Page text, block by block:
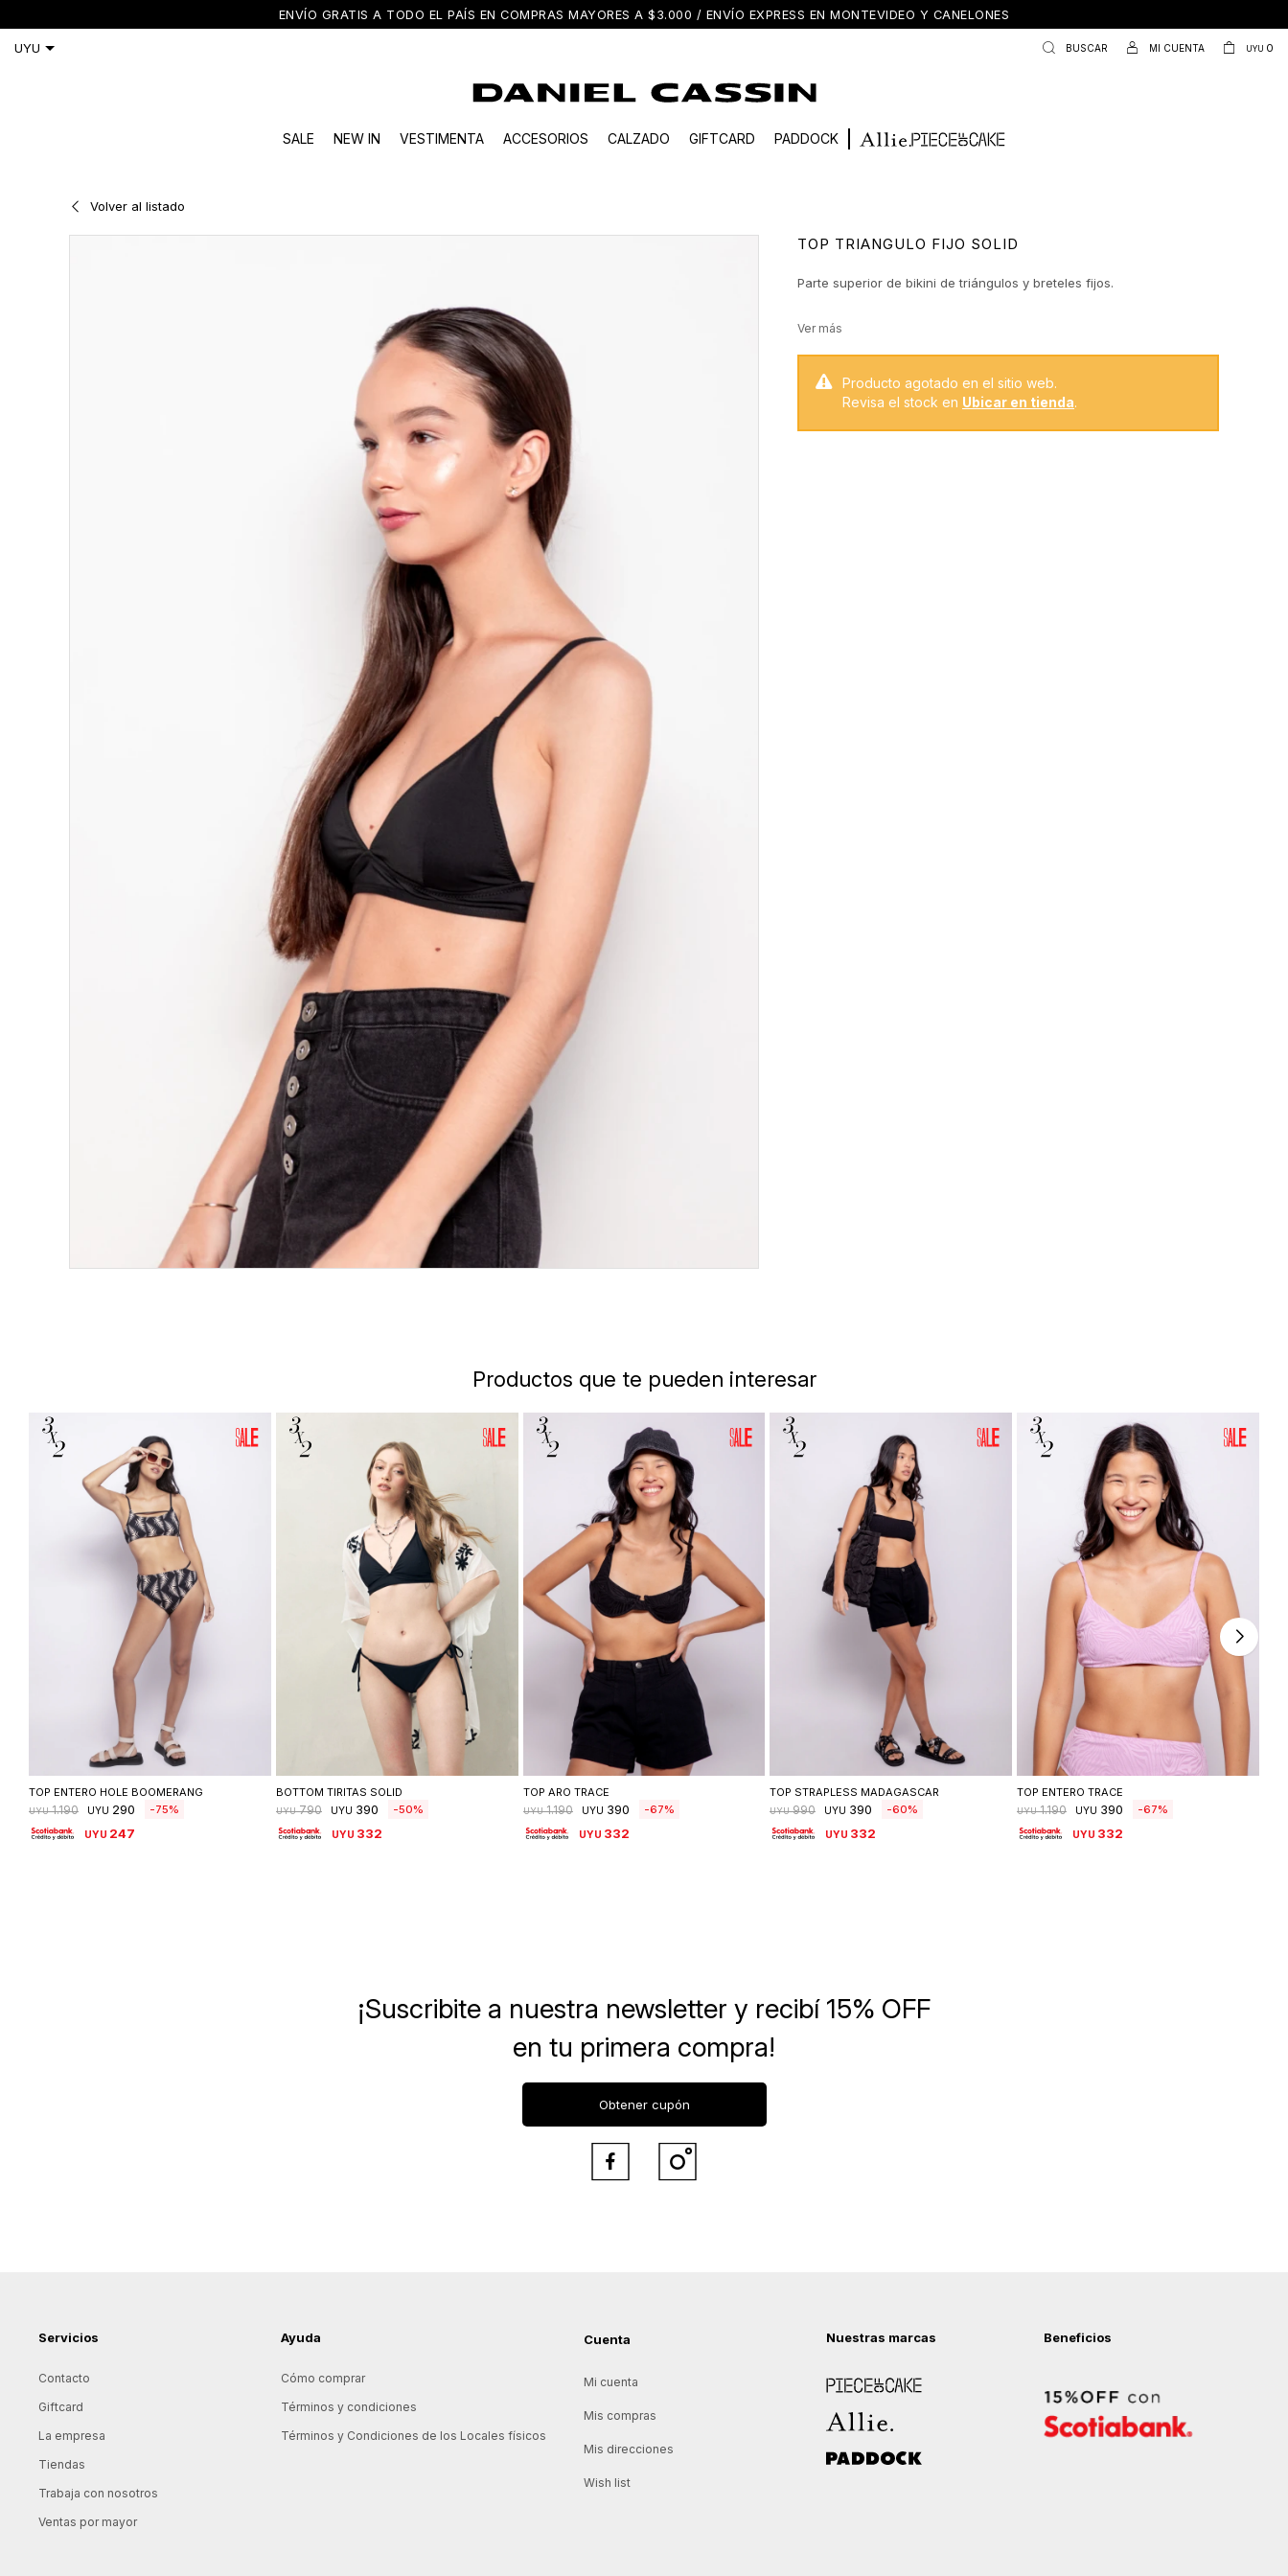
ENVÍO GRATIS A TODO EL PAÍS EN COMPRAS MAYORES A $3.000 / ENVÍO EXPRESS EN MONTEVIDEO Y CANELONES
SALE NEW IN VESTIMENTA ACCESORIOS CALZADO GIFTCARD PADDOCK
UYU 0
Volver al listado
TOP TRIANGULO FIJO SOLID
Parte superior de bikini de triángulos y breteles fijos.
Producto agotado en el sitio web.
Revisa el stock en Ubicar en tienda.
Productos que te pueden interesar
Seleccionar talle
TOP ENTERO HOLE BOOMERANG
UYU 1.190 UYU 290 75
UYU 247
Seleccionar talle
BOTTOM TIRITAS SOLID
UYU 790 UYU 390 50
UYU 332
Seleccionar talle
TOP ARO TRACE
UYU 1.190 UYU 390 67
UYU 332
Seleccionar talle
TOP STRAPLESS MADAGASCAR
UYU 990 UYU 390 60
UYU 332
Seleccionar talle
TOP ENTERO TRACE
UYU 1.190 UYU 390 67
UYU 332
Servicios
Contacto
Giftcard
La empresa
Tiendas
Trabaja con nosotros
Ventas por mayor
Ayuda
Cómo comprar
Términos y condiciones
Términos y Condiciones de los Locales físicos
Cuenta
Mi cuenta
Mis compras
Mis direcciones
Wish list
Nuestras marcas
Piece of Cake
Allie
Paddock
Beneficios
¡Suscribite a nuestra newsletter y recibí 15% OFF
en tu primera compra!
Obtener cupón
 